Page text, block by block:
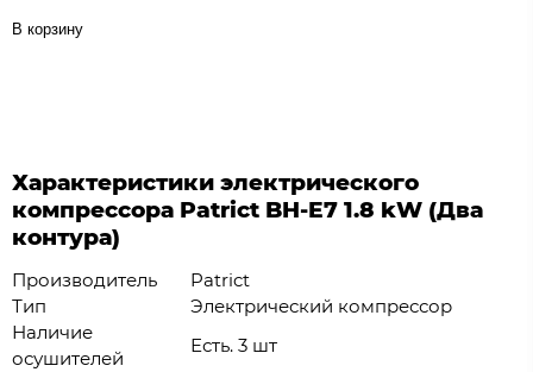
В корзину
Характеристики электрического
компрессора Patriсt BH-E7 1.8 kW (Два
контура)
Производитель
Patrict
Тип
Электрический компрессор
Наличие
осушителей
Есть. 3 шт